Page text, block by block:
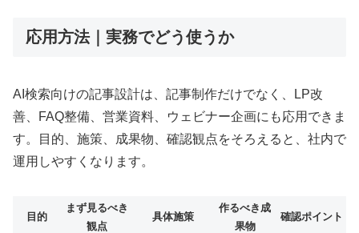
応用方法｜実務でどう使うか
AI検索向けの記事設計は、記事制作だけでなく、LP改
善、FAQ整備、営業資料、ウェビナー企画にも応用できま
す。目的、施策、成果物、確認観点をそろえると、社内で
運用しやすくなります。
目的
まず見るべき
観点
具体施策
作るべき成
果物
確認ポイント